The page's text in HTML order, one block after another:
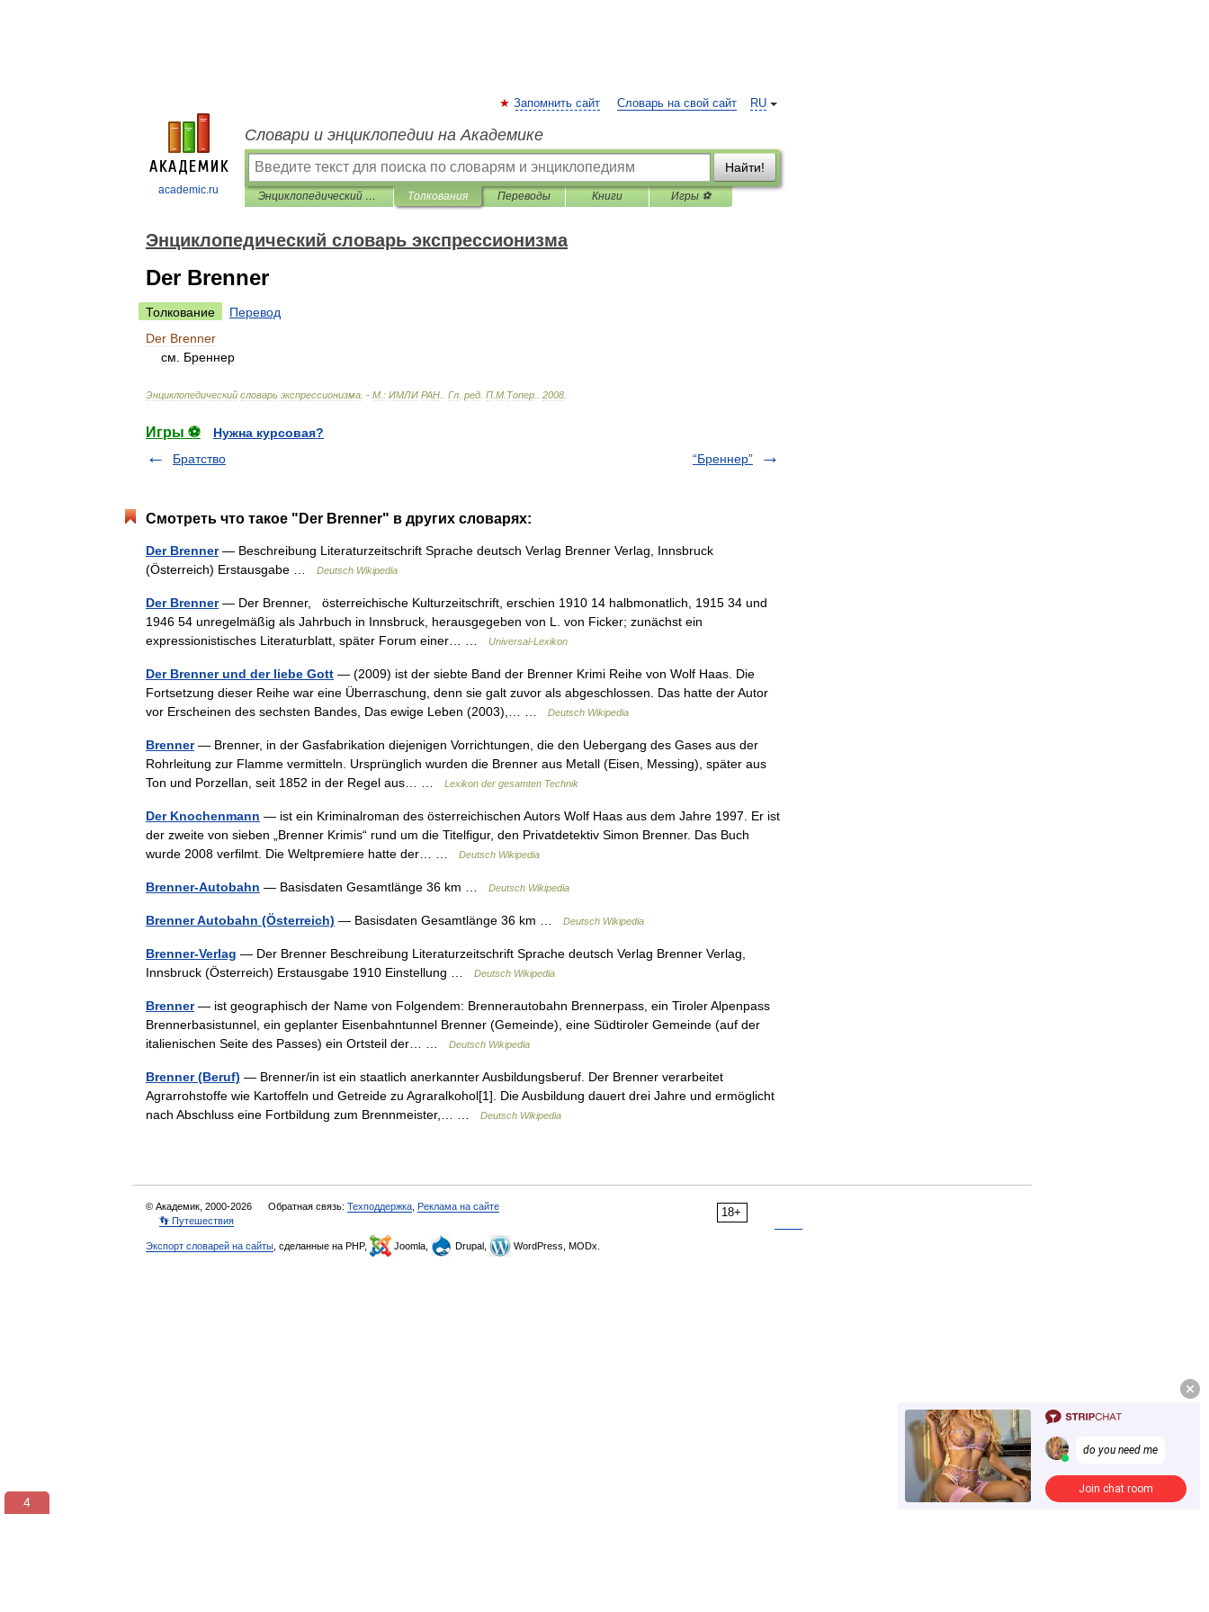
academic.ru
RU
Запомнить сайт Словарь на свой сайт
Словари и энциклопедии на Академике
Найти!
Энциклопедический словарь экспрессионизма Толкования Переводы Книги Игры ⚽
Энциклопедический словарь экспрессионизма
Der Brenner
Толкование
Перевод
Der Brenner
см
Бреннер
Энциклопедический словарь экспрессионизма . - М : ИМЛИ РАН Гл ред П М Топер 2008
Игры ⚽
Нужна курсовая?
Братство
“Бреннер”
Смотреть что такое "Der Brenner" в других словарях:
Der Brenner— Beschreibung Literaturzeitschrift Sprache deutsch Verlag Brenner Verlag, Innsbruck
(Österreich) Erstausgabe …
Deutsch Wikipedia
Der Brenner— Der Brenner, österreichische Kulturzeitschrift, erschien 1910 14 halbmonatlich, 1915 34 und
1946 54 unregelmäßig als Jahrbuch in Innsbruck, herausgegeben von L. von Ficker; zunächst ein
expressionistisches Literaturblatt, später Forum einer… …
Universal-Lexikon
Der Brenner und der liebe Gott — (2009) ist der siebte Band der Brenner Krimi Reihe von Wolf Haas. Die
Fortsetzung dieser Reihe war eine Überraschung, denn sie galt zuvor als abgeschlossen. Das hatte der Autor
vor Erscheinen des sechsten Bandes, Das ewige Leben (2003),… …
Deutsch Wikipedia
Brenner— Brenner, in der Gasfabrikation diejenigen Vorrichtungen, die den Uebergang des Gases aus der
Rohrleitung zur Flamme vermitteln. Ursprünglich wurden die Brenner aus Metall (Eisen, Messing), später aus
Ton und Porzellan, seit 1852 in der Regel aus… …
Lexikon der gesamten Technik
Der Knochenmann — ist ein Kriminalroman des österreichischen Autors Wolf Haas aus dem Jahre 1997. Er ist
der zweite von sieben „Brenner Krimis“ rund um die Titelfigur, den Privatdetektiv Simon Brenner. Das Buch
wurde 2008 verfilmt. Die Weltpremiere hatte der… …
Deutsch Wikipedia
Brenner-Autobahn — Basisdaten Gesamtlänge 36 km … Deutsch Wikipedia
Brenner Autobahn (Österreich) — Basisdaten Gesamtlänge 36 km … Deutsch Wikipedia
Brenner-Verlag — Der Brenner Beschreibung Literaturzeitschrift Sprache deutsch Verlag Brenner Verlag,
Innsbruck (Österreich) Erstausgabe 1910 Einstellung …
Deutsch Wikipedia
Brenner— ist geographisch der Name von Folgendem: Brennerautobahn Brennerpass, ein Tiroler Alpenpass
Brennerbasistunnel, ein geplanter Eisenbahntunnel Brenner (Gemeinde), eine Südtiroler Gemeinde (auf der
italienischen Seite des Passes) ein Ortsteil der… …
Deutsch Wikipedia
Brenner (Beruf) — Brenner/in ist ein staatlich anerkannter Ausbildungsberuf. Der Brenner verarbeitet
Agrarrohstoffe wie Kartoffeln und Getreide zu Agraralkohol[1]. Die Ausbildung dauert drei Jahre und ermöglicht
nach Abschluss eine Fortbildung zum Brennmeister,… …
Deutsch Wikipedia
18+
© Академик, 2000-2026 Обратная связь: Техподдержка Реклама на сайте
👣 Путешествия
Экспорт словарей на сайты , сделанные на PHP, Joomla, Drupal, WordPress, MODx.
3